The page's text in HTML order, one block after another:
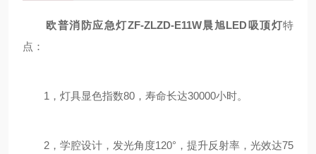
欧普消防应急灯ZF-ZLZD-E11W晨旭LED吸顶灯特
点：
1，灯具显色指数80，寿命长达30000小时。
2，学腔设计，发光角度120°，提升反射率，光效达75